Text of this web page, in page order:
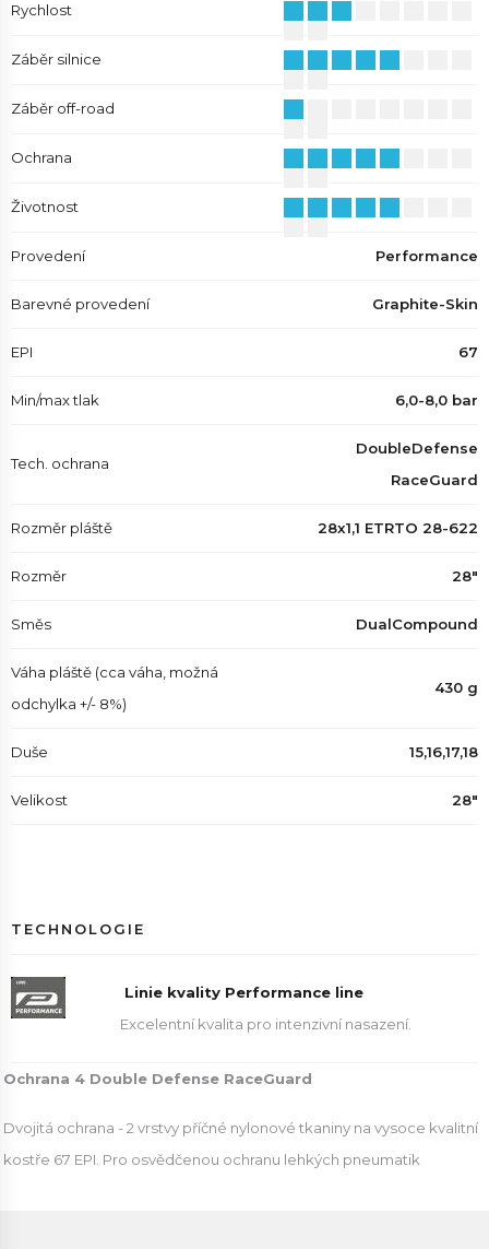
Rychlost
Záběr silnice
Záběr off-road
Ochrana
Životnost
Provedení Performance
Barevné provedení Graphite-Skin
EPI 67
Min/max tlak 6,0-8,0 bar
Tech. ochrana
DoubleDefense
RaceGuard
Rozměr pláště 28x1,1 ETRTO 28-622
Rozměr 28"
Směs DualCompound
Váha pláště (cca váha, možná
odchylka +/- 8%)
430 g
Duše 15,16,17,18
Velikost 28"
TECHNOLOGIE
Linie kvality Performance line
Excelentní kvalita pro intenzivní nasazení.
Ochrana 4 Double Defense RaceGuard
Dvojitá ochrana - 2 vrstvy příčné nylonové tkaniny na vysoce kvalitní
kostře 67 EPI. Pro osvědčenou ochranu lehkých pneumatik